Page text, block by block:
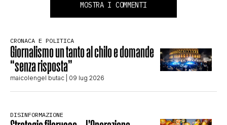
MOSTRA I COMMENTI
CRONACA E POLITICA
Giornalismo un tanto al chilo e domande
“senza risposta”
maicolengel butac | 09 lug 2026
DISINFORMAZIONE